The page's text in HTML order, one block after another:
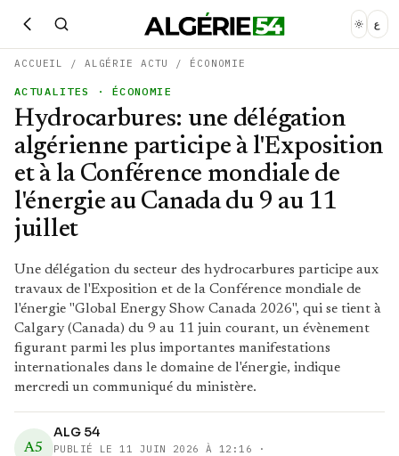
ع
ACCUEIL / ALGÉRIE ACTU / ÉCONOMIE
ACTUALITES · ÉCONOMIE
Hydrocarbures: une délégation
algérienne participe à l'Exposition
et à la Conférence mondiale de
l'énergie au Canada du 9 au 11
juillet
Une délégation du secteur des hydrocarbures participe aux
travaux de l'Exposition et de la Conférence mondiale de
l'énergie "Global Energy Show Canada 2026", qui se tient à
Calgary (Canada) du 9 au 11 juin courant, un évènement
figurant parmi les plus importantes manifestations
internationales dans le domaine de l'énergie, indique
mercredi un communiqué du ministère.
A5
ALG 54
PUBLIÉ LE 11 JUIN 2026 À 12:16 ·